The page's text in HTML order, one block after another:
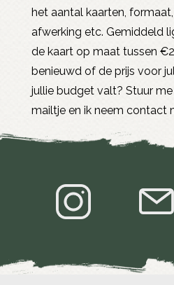
het aantal kaarten,
afwerking etc. Gemiddeld
de kaart op maat tussen
benieuwd of de prijs voor
jullie budget valt? Stuur
mailtje en ik neem contact